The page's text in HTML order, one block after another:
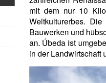
mit dem nur 10
Weltkulturerbes.
Bauwerken und
an. Úbeda ist
in der Landwirtschaft